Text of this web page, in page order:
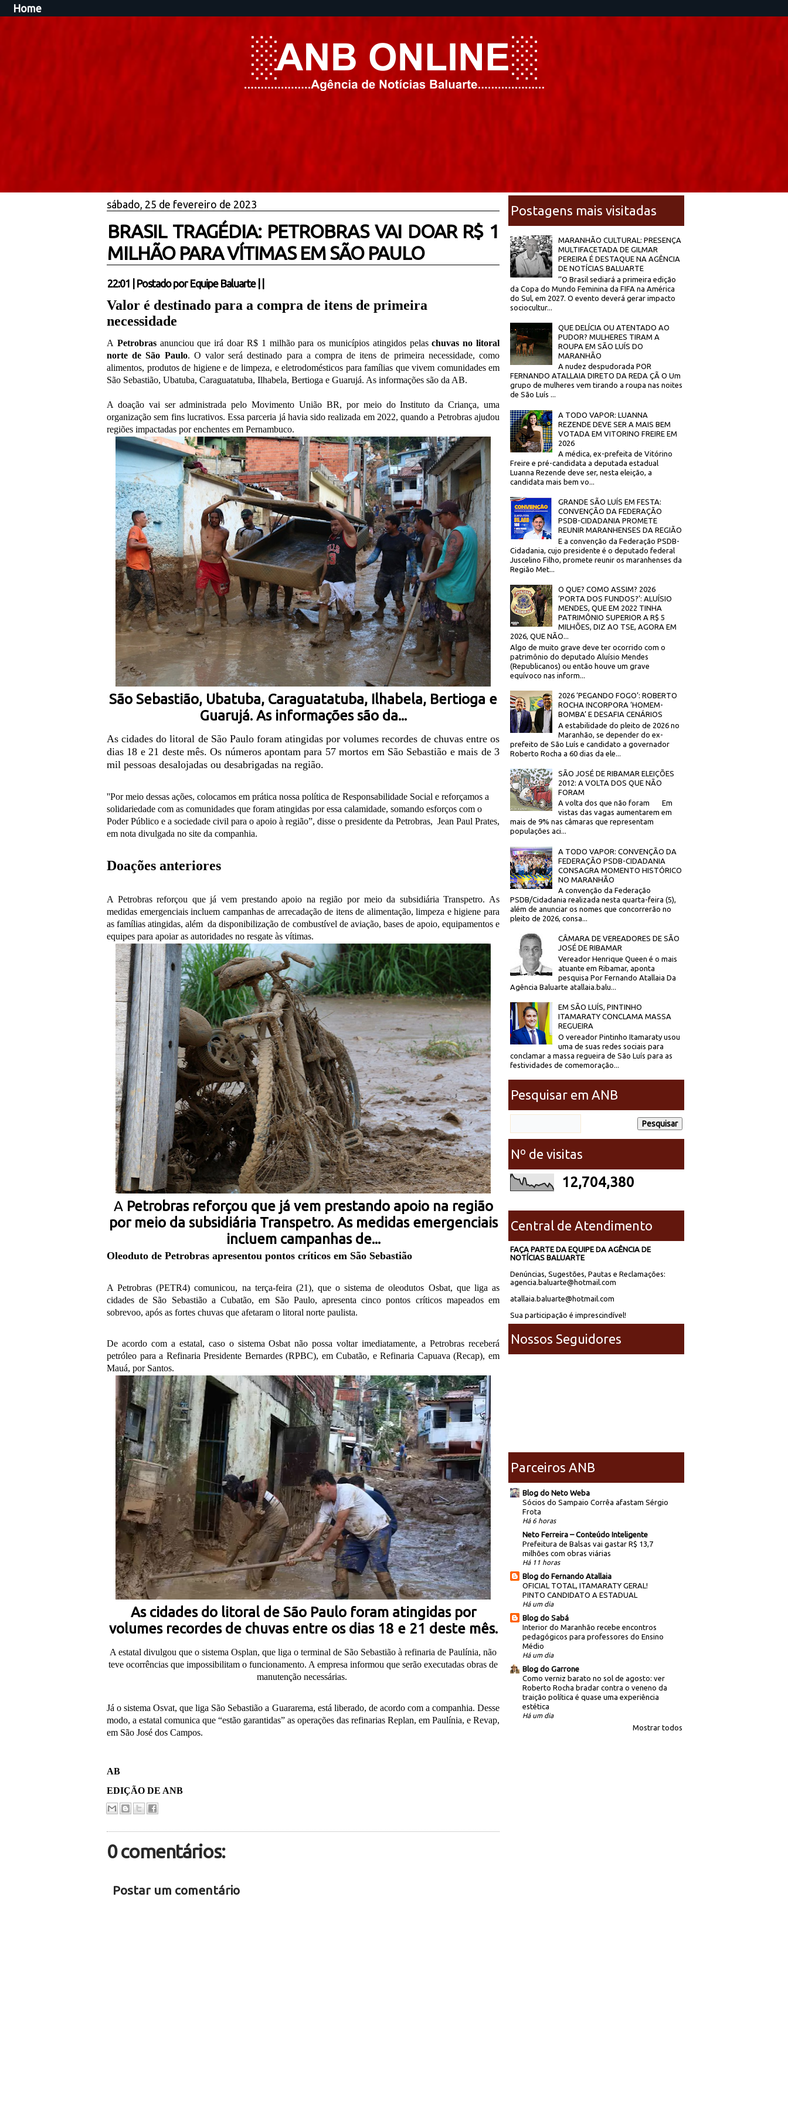
Home
sábado, 25 de fevereiro de 2023
BRASIL TRAGÉDIA: PETROBRAS VAI DOAR R$ 1
MILHÃO PARA VÍTIMAS EM SÃO PAULO
22:01 Postado por Equipe Baluarte
Valor é destinado para a compra de itens de primeira
necessidade
A Petrobras anunciou que irá doar R$ 1 milhão para os municípios atingidos pelaschuvas no litoral
norte de São Paulo. O valor será destinado para a compra de itens de primeira necessidade, como
alimentos, produtos de higiene e de limpeza, e eletrodomésticos para famílias que vivem comunidades em
São Sebastião, Ubatuba, Caraguatatuba, Ilhabela, Bertioga e Guarujá. As informações são da AB.
A doação vai ser administrada pelo Movimento União BR, por meio do Instituto da Criança, uma
organização sem fins lucrativos. Essa parceria já havia sido realizada em 2022, quando a Petrobras ajudou
regiões impactadas por enchentes em Pernambuco.
São Sebastião, Ubatuba, Caraguatatuba, Ilhabela, Bertioga e
Guarujá. As informações são da...
As cidades do litoral de São Paulo foram atingidas por volumes recordes de chuvas entre os
dias 18 e 21 deste mês. Os números apontam para 57 mortos em São Sebastião e mais de 3
mil pessoas desalojadas ou desabrigadas na região.
''Por meio dessas ações, colocamos em prática nossa política de Responsabilidade Social e reforçamos a
solidariedade com as comunidades que foram atingidas por essa calamidade, somando esforços com o
Poder Público e a sociedade civil para o apoio à região”, disse o presidente da Petrobras, Jean Paul Prates,
em nota divulgada no site da companhia.
Doações anteriores
A Petrobras reforçou que já vem prestando apoio na região por meio da subsidiária Transpetro. As
medidas emergenciais incluem campanhas de arrecadação de itens de alimentação, limpeza e higiene para
as famílias atingidas, além da disponibilização de combustível de aviação, bases de apoio, equipamentos e
equipes para apoiar as autoridades no resgate às vítimas.
APetrobras reforçou que já vem prestando apoio na região
por meio da subsidiária Transpetro. As medidas emergenciais
incluem campanhas de...
Oleoduto de Petrobras apresentou pontos críticos em São Sebastião
A Petrobras (PETR4) comunicou, na terça-feira (21), que o sistema de oleodutos Osbat, que liga as
cidades de São Sebastião a Cubatão, em São Paulo, apresenta cinco pontos críticos mapeados em
sobrevoo, após as fortes chuvas que afetaram o litoral norte paulista.
De acordo com a estatal, caso o sistema Osbat não possa voltar imediatamente, a Petrobras receberá
petróleo para a Refinaria Presidente Bernardes (RPBC), em Cubatão, e Refinaria Capuava (Recap), em
Mauá, por Santos.
As cidades do litoral de São Paulo foram atingidas por
volumes recordes de chuvas entre os dias 18 e 21 deste mês.
A estatal divulgou que o sistema Osplan, que liga o terminal de São Sebastião à refinaria de Paulínia, não
teve ocorrências que impossibilitam o funcionamento. A empresa informou que serão executadas obras de
manutenção necessárias.
Já o sistema Osvat, que liga São Sebastião a Guararema, está liberado, de acordo com a companhia. Desse
modo, a estatal comunica que “estão garantidas” as operações das refinarias Replan, em Paulínia, e Revap,
em São José dos Campos.
AB
EDIÇÃO DE ANB
0 comentários:
Postar um comentário
Postagens mais visitadas
MARANHÃO CULTURAL: PRESENÇA
MULTIFACETADA DE GILMAR
PEREIRA É DESTAQUE NA AGÊNCIA
DE NOTÍCIAS BALUARTE
‘’O Brasil sediará a primeira edição
da Copa do Mundo Feminina da FIFA na América
do Sul, em 2027. O evento deverá gerar impacto
sociocultur...
QUE DELÍCIA OU ATENTADO AO
PUDOR? MULHERES TIRAM A
ROUPA EM SÃO LUÍS DO
MARANHÃO
A nudez despudorada POR
FERNANDO ATALLAIA DIRETO DA REDA ÇÃ O Um
grupo de mulheres vem tirando a roupa nas noites
de São Luís ...
A TODO VAPOR: LUANNA
REZENDE DEVE SER A MAIS BEM
VOTADA EM VITORINO FREIRE EM
2026
A médica, ex-prefeita de Vitórino
Freire e pré-candidata a deputada estadual
Luanna Rezende deve ser, nesta eleição, a
candidata mais bem vo...
GRANDE SÃO LUÍS EM FESTA:
CONVENÇÃO DA FEDERAÇÃO
PSDB-CIDADANIA PROMETE
REUNIR MARANHENSES DA REGIÃO
E a convenção da Federação PSDB-
Cidadania, cujo presidente é o deputado federal
Juscelino Filho, promete reunir os maranhenses da
Região Met...
O QUE? COMO ASSIM? 2026
‘PORTA DOS FUNDOS?’: ALUÍSIO
MENDES, QUE EM 2022 TINHA
PATRIMÔNIO SUPERIOR A R$ 5
MILHÕES, DIZ AO TSE, AGORA EM
2026, QUE NÃO...
Algo de muito grave deve ter ocorrido com o
patrimônio do deputado Aluísio Mendes
(Republicanos) ou então houve um grave
equívoco nas inform...
2026 ‘PEGANDO FOGO’: ROBERTO
ROCHA INCORPORA ‘HOMEM-
BOMBA’ E DESAFIA CENÁRIOS
A estabilidade do pleito de 2026 no
Maranhão, se depender do ex-
prefeito de São Luís e candidato a governador
Roberto Rocha a 60 dias da ele...
SÃO JOSÉ DE RIBAMAR ELEIÇÕES
2012: A VOLTA DOS QUE NÃO
FORAM
A volta dos que não foram Em
vistas das vagas aumentarem em
mais de 9% nas câmaras que representam
populações aci...
A TODO VAPOR: CONVENÇÃO DA
FEDERAÇÃO PSDB-CIDADANIA
CONSAGRA MOMENTO HISTÓRICO
NO MARANHÃO
A convenção da Federação
PSDB/Cidadania realizada nesta quarta-feira (5),
além de anunciar os nomes que concorrerão no
pleito de 2026, consa...
CÂMARA DE VEREADORES DE SÃO
JOSÉ DE RIBAMAR
Vereador Henrique Queen é o mais
atuante em Ribamar, aponta
pesquisa Por Fernando Atallaia Da
Agência Baluarte atallaia.balu...
EM SÃO LUÍS, PINTINHO
ITAMARATY CONCLAMA MASSA
REGUEIRA
O vereador Pintinho Itamaraty usou
uma de suas redes sociais para
conclamar a massa regueira de São Luís para as
festividades de comemoração...
Pesquisar em ANB
Nº de visitas
12,704,380
Central de Atendimento
FAÇA PARTE DA EQUIPE DA AGÊNCIA DE
NOTÍCIAS BALUARTE
Denúncias, Sugestões, Pautas e Reclamações:
agencia.baluarte@hotmail.com
atallaia.baluarte@hotmail.com
Sua participação é imprescindível!
Nossos Seguidores
Parceiros ANB
Blog do Neto Weba
Sócios do Sampaio Corrêa afastam Sérgio
Frota
Há 6 horas
Neto Ferreira – Conteúdo Inteligente
Prefeitura de Balsas vai gastar R$ 13,7
milhões com obras viárias
Há 11 horas
Blog do Fernando Atallaia
OFICIAL TOTAL, ITAMARATY GERAL!
PINTO CANDIDATO A ESTADUAL
Há um dia
Blog do Sabá
Interior do Maranhão recebe encontros
pedagógicos para professores do Ensino
Médio
Há um dia
Blog do Garrone
Como verniz barato no sol de agosto: ver
Roberto Rocha bradar contra o veneno da
traição política é quase uma experiência
estética
Há um dia
Mostrar todos